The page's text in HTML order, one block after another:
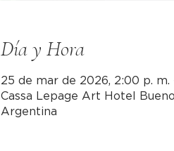
Día y Hora
25 de mar de 2026, 2:00 p. m.
Cassa Lepage Art Hotel
Argentina